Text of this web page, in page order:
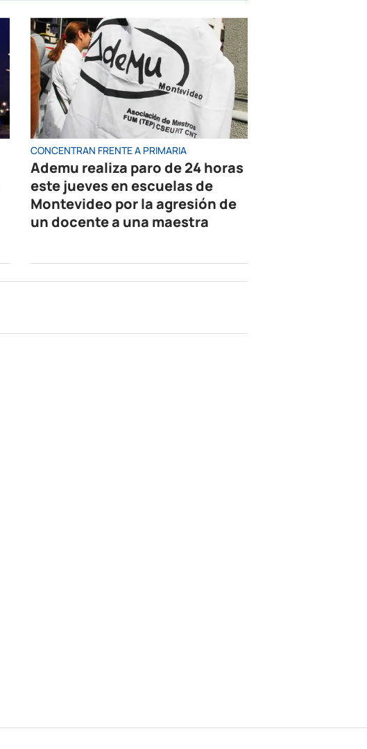
CONCENTRAN FRENTE A PRIMARIA
Ademu realiza paro de 24 horas
este jueves en escuelas de
Montevideo por la agresión de
un docente a una maestra